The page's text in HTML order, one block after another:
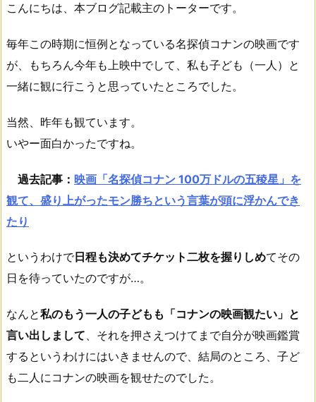
こんにちは、本ブログ記載主のトーターです。
毎年この時期に恒例となっている名探偵コナンの映画です
が、もちろん今年も上映中でして、私も子ども（一人）と
一緒に観に行こうと思っていたところでした。
当然、昨年も観ています。
いやー面白かったですね。
過去記事： 映画「名探偵コナン 100万ドルの五稜星」を
観て、盛り上がったモン勝ちという言葉が頭に浮かんでき
たり
というわけで日程も決めてチケット二枚を握りしめてその
日を待っていたのですが…。
なんと私のもう一人の子どもも「コナンの映画観たい」と
言い出しまして、それを押さえつけてまで自分が映画鑑賞
するというわけにはいきませんので、結局のところ、子ど
も二人にコナンの映画を観せたのでした。